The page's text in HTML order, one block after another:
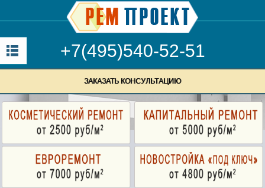
+7(495)540-52-51
ЗАКАЗАТЬ КОНСУЛЬТАЦИЮ